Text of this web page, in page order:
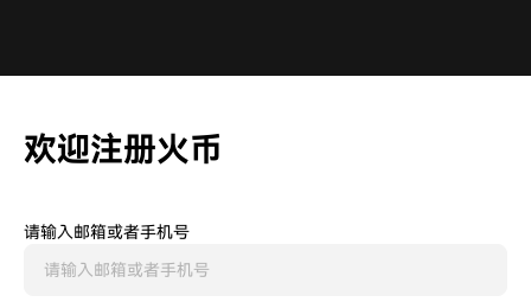
欢迎注册火币
请输入邮箱或者手机号